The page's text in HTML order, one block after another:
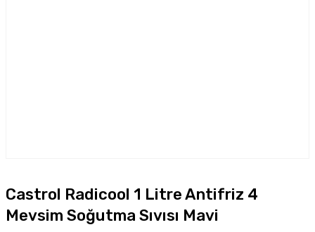
Castrol Radicool 1 Litre Antifriz 4
Mevsim Soğutma Sıvısı Mavi